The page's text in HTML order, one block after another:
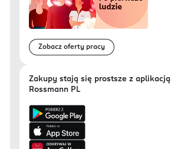
Zobacz oferty pracy
Zakupy stają się prostsze z aplikacją
Rossmann PL